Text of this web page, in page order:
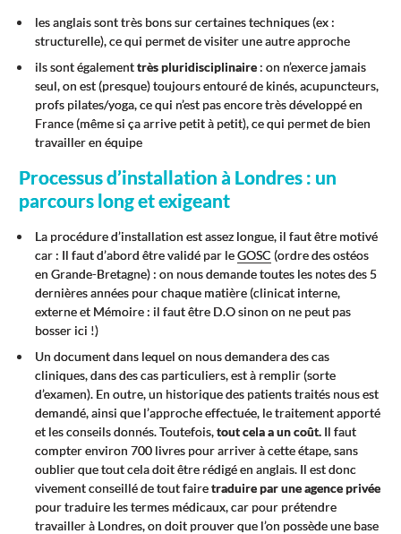
les anglais sont très bons sur certaines techniques (ex :
structurelle), ce qui permet de visiter une autre approche
ils sont égalementtrès pluridisciplinaire: on n’exerce jamais
seul, on est (presque) toujours entouré de kinés, acupuncteurs,
profs pilates/yoga, ce qui n’est pas encore très développé en
France (même si ça arrive petit à petit), ce qui permet de bien
travailler en équipe
Processus d’installation à Londres : un
parcours long et exigeant
La procédure d’installation est assez longue, il faut être motivé
car : Il faut d’abord être validé par leGOSC (ordre des ostéos
en Grande-Bretagne) : on nous demande toutes les notes des 5
dernières années pour chaque matière (clinicat interne,
externe et Mémoire : il faut être D.O sinon on ne peut pas
bosser ici !)
Un document dans lequel on nous demandera des cas
cliniques, dans des cas particuliers, est à remplir (sorte
d’examen). En outre, un historique des patients traités nous est
demandé, ainsi que l’approche effectuée, le traitement apporté
et les conseils donnés. Toutefois,tout cela a un coût.Il faut
compter environ 700 livres pour arriver à cette étape, sans
oublier que tout cela doit être rédigé en anglais. Il est donc
vivement conseillé de tout fairetraduire par une agence privée
pour traduire les termes médicaux, car pour prétendre
travailler à Londres, on doit prouver que l’on possède une base